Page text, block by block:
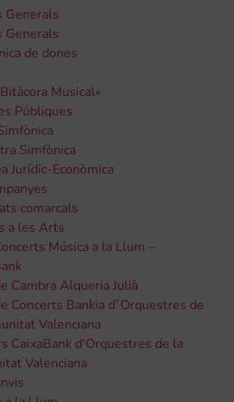
Generals
Generals
de dones
Musical»
Públiques
Simfònica
Jurídic-Econòmica
comarcals
a les Arts
Música a la Llum –
Cambra Alqueria Julià
Concerts Bankia d´Orquestres de
Valenciana
CaixaBank d'Orquestres de la
Valenciana